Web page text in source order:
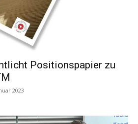
Positionspapier zu
2023